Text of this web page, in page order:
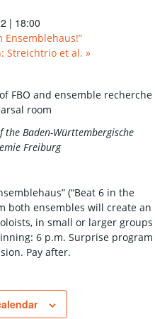
| 18:00
Ensemblehaus!”
Streichtrio et al. »
FBO and ensemble recherche
room
Baden-Württembergische
Freiburg
(“Beat 6 in the
both ensembles will create an
in small or larger groups
6 p.m. Surprise program
Pay after.